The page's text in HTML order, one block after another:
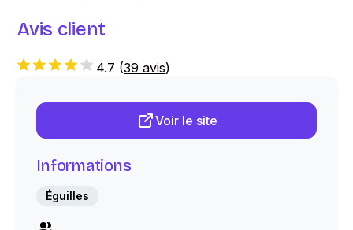
Avis client
4.7 (39 avis)
Voir le site
Informations
Éguilles